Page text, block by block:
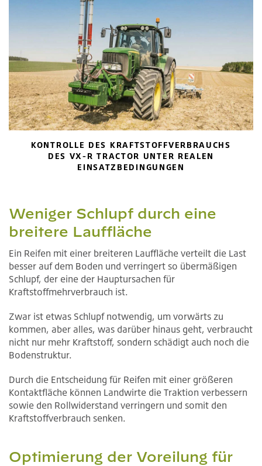
KONTROLLE DES KRAFTSTOFFVERBRAUCHS
DES VX-R TRACTOR UNTER REALEN
EINSATZBEDINGUNGEN
Weniger Schlupf durch eine
breitere Lauffläche
Ein Reifen mit einer breiteren Lauffläche verteilt die Last
besser auf dem Boden und verringert so übermäßigen
Schlupf, der eine der Hauptursachen für
Kraftstoffmehrverbrauch ist.
Zwar ist etwas Schlupf notwendig, um vorwärts zu
kommen, aber alles, was darüber hinaus geht, verbraucht
nicht nur mehr Kraftstoff, sondern schädigt auch noch die
Bodenstruktur.
Durch die Entscheidung für Reifen mit einer größeren
Kontaktfläche können Landwirte die Traktion verbessern
sowie den Rollwiderstand verringern und somit den
Kraftstoffverbrauch senken.
Optimierung der Voreilung für